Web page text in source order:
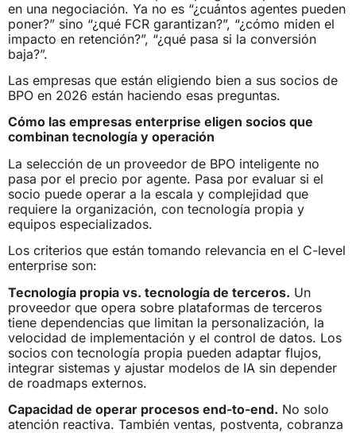
en una negociación. Ya no es “¿cuántos agentes pueden
poner?” sino “¿qué FCR garantizan?”, “¿cómo miden el
impacto en retención?”, “¿qué pasa si la conversión
baja?”.
Las empresas que están eligiendo bien a sus socios de
BPO en 2026 están haciendo esas preguntas.
Cómo las empresas enterprise eligen socios que
combinan tecnología y operación
La selección de un proveedor de BPO inteligente no
pasa por el precio por agente. Pasa por evaluar si el
socio puede operar a la escala y complejidad que
requiere la organización, con tecnología propia y
equipos especializados.
Los criterios que están tomando relevancia en el C-level
enterprise son:
Tecnología propia vs. tecnología de terceros. Un
proveedor que opera sobre plataformas de terceros
tiene dependencias que limitan la personalización, la
velocidad de implementación y el control de datos. Los
socios con tecnología propia pueden adaptar flujos,
integrar sistemas y ajustar modelos de IA sin depender
de roadmaps externos.
Capacidad de operar procesos end-to-end. No solo
atención reactiva. También ventas, postventa, cobranza